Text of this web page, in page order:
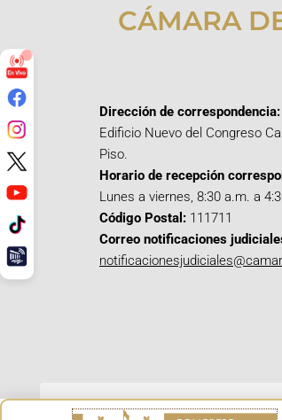
CÁMARA
Dirección de correspondencia:
Edificio Nuevo del Congreso
Piso.
Horario de recepción
Lunes a viernes, 8:30 a.m. a
Código Postal: 111711
Correo notificaciones